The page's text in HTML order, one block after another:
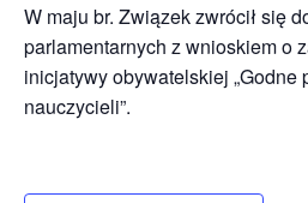
W maju br. Związek zwrócił się
parlamentarnych z wnioskiem o
inicjatywy obywatelskiej „Godne
nauczycieli”.